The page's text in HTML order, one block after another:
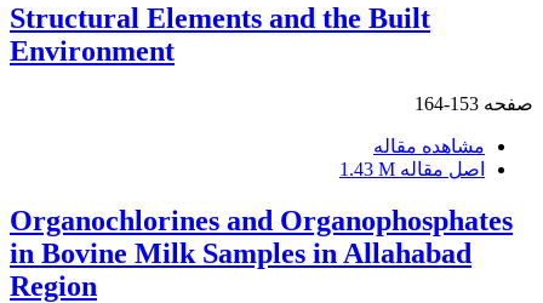
Structural Elements and the Built
Environment
صفحه 153-164
مشاهده مقاله
اصل مقاله 1.43 M
Organochlorines and Organophosphates
in Bovine Milk Samples in Allahabad
Region